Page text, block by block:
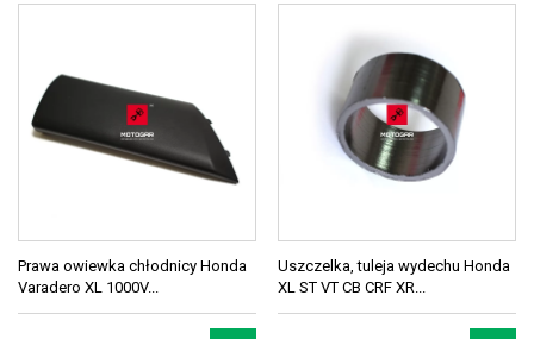
Prawa owiewka chłodnicy Honda
Varadero XL 1000V...
Uszczelka, tuleja wydechu Honda
XL ST VT CB CRF XR...